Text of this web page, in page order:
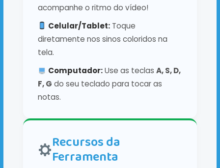
acompanhe o ritmo do vídeo!
Celular/Tablet: Toque
diretamente nos sinos coloridos na
tela.
Computador:Use as teclasA, S, D,
F, G do seu teclado para tocar as
notas.
Recursos da
Ferramenta